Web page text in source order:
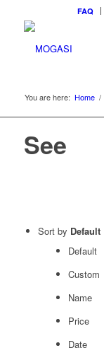
FAQ
You are here: Home /
See
Sort by Default
Default
Custom
Name
Price
Date